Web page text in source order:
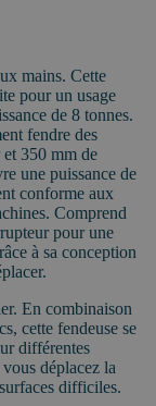
mains. Cette
pour un usage
de 8 tonnes.
fendre des
350 mm de
une puissance de
conforme aux
Comprend
pour une
à sa conception
En combinaison
cette fendeuse se
différentes
déplacez la
difficiles.